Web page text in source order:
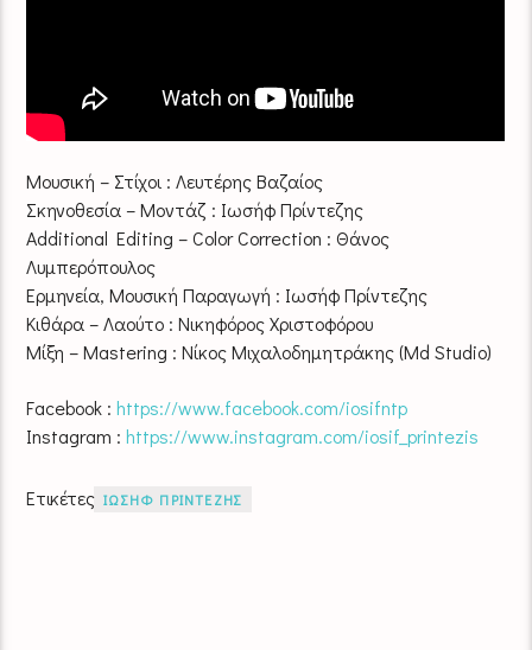
Μουσική – Στίχοι : Λευτέρης Βαζαίος
Σκηνοθεσία – Μοντάζ : Ιωσήφ Πρίντεζης
Additional Editing – Color Correction : Θάνος
Λυμπερόπουλος
Ερμηνεία, Μουσική Παραγωγή : Ιωσήφ Πρίντεζης
Κιθάρα – Λαούτο : Νικηφόρος Χριστοφόρου
Μίξη – Mastering : Νίκος Μιχαλοδημητράκης (Md Studio)
Facebook :https://www.facebook.com/iosifntp
Instagram :https://www.instagram.com/iosif_printezis
Ετικέτες ΙΩΣΗΦ ΠΡΙΝΤΕΖΗΣ